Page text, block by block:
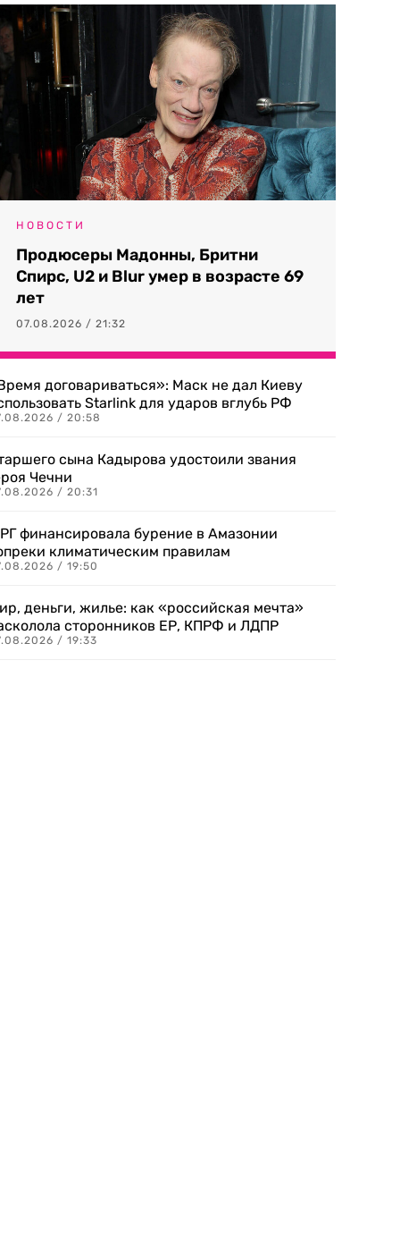
НОВОСТИ
Продюсеры Мадонны, Бритни
Спирс, U2 и Blur умер в возрасте 69
лет
07.08.2026 / 21:32
договариваться»: Маск не дал Киеву
Starlink для ударов вглубь РФ
/ 20:58
сына Кадырова удостоили звания
Чечни
/ 20:31
финансировала бурение в Амазонии
климатическим правилам
/ 19:50
деньги, жилье: как «российская мечта»
сторонников ЕР, КПРФ и ЛДПР
/ 19:33